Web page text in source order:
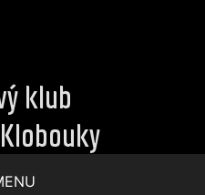
klub